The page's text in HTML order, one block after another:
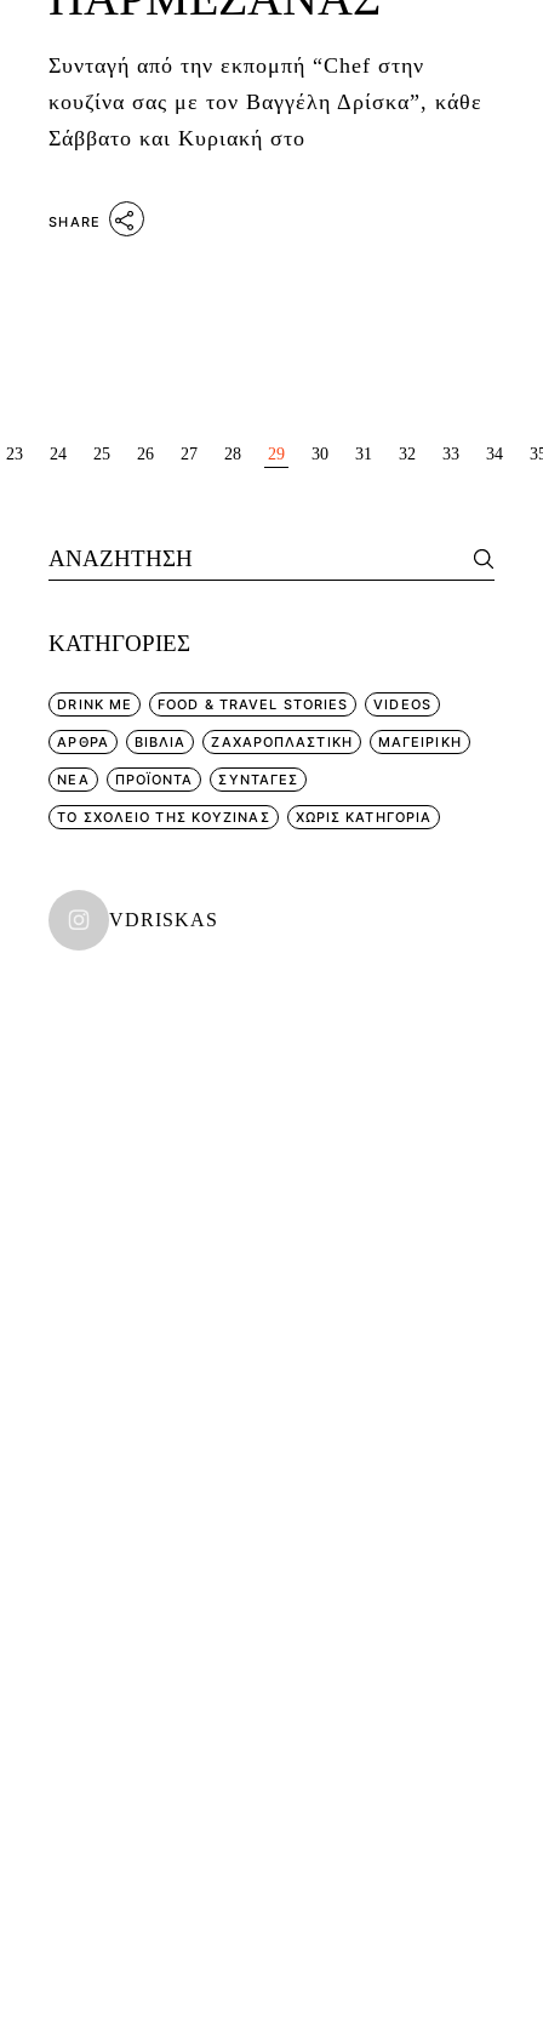
Συνταγή από την εκπομπή “Chef στην
κουζίνα σας με τον Βαγγέλη Δρίσκα”, κάθε
Σάββατο και Κυριακή στο
SHARE
ΣΕΛΙΔΟΠΟΊΗΣΗ
23 24 25 26 27 28 29 30 31 32 33 34
Search
for:
KΑΤΗΓΟΡΊΕΣ
DRINK ME FOOD & TRAVEL STORIES VIDEOS
ΑΡΘΡΑ ΒΙΒΛΙΑ ΖΑΧΑΡΟΠΛΑΣΤΙΚΗ ΜΑΓΕΙΡΙΚΗ
ΝΕΑ ΠΡΟΪΟΝΤΑ ΣΥΝΤΑΓΕΣ
ΤΟ ΣΧΟΛΕΙΟ ΤΗΣ ΚΟΥΖΙΝΑΣ ΧΩΡΊΣ ΚΑΤΗΓΟΡΊΑ
VDRISKAS